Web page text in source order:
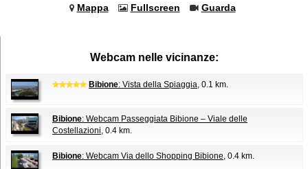
Mappa Fullscreen Guarda
Webcam nelle vicinanze:
Bibione: Vista della Spiaggia, 0.1 km.
Bibione: Webcam Passeggiata Bibione – Viale delle
Costellazioni, 0.4 km.
Bibione: Webcam Via dello Shopping Bibione, 0.4 km.